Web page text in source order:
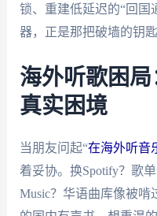
锁、重建低延迟的“回
器，正是那把破墙的钥匙
海外听歌困
真实困境
当朋友问起“在海外听音
着妥协。换Spotify？歌
Music？华语曲库像被